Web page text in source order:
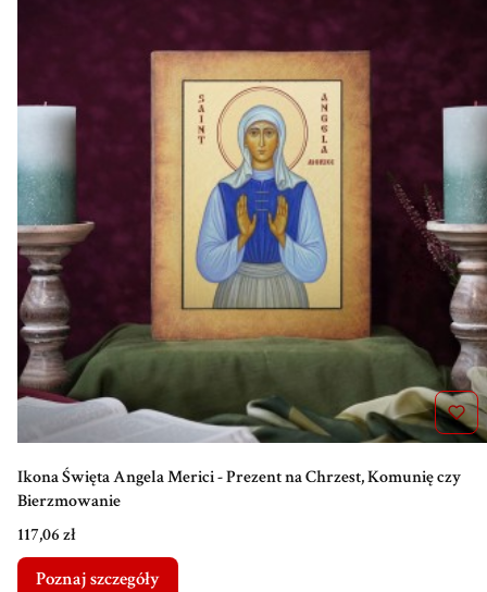
Ikona Święta Angela Merici - Prezent na Chrzest, Komunię czy
Bierzmowanie
Cena
117,06 zł
Poznaj szczegóły